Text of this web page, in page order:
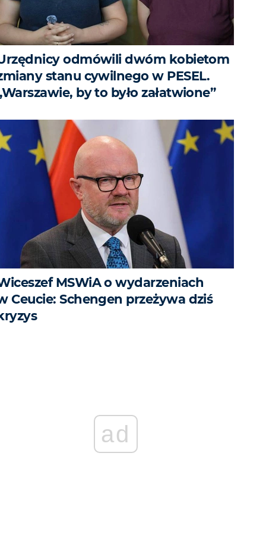
odmówili dwóm kobietom
stanu cywilnego w PESEL.
by to było załatwione”
MSWiA o wydarzeniach
Ceucie: Schengen przeżywa dziś
ad